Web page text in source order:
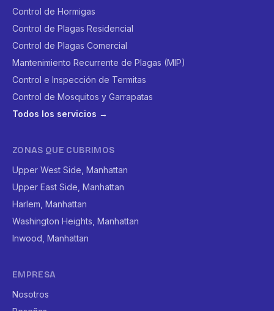
Control de Hormigas
Control de Plagas Residencial
Control de Plagas Comercial
Mantenimiento Recurrente de Plagas (MIP)
Control e Inspección de Termitas
Control de Mosquitos y Garrapatas
Todos los servicios →
ZONAS QUE CUBRIMOS
Upper West Side, Manhattan
Upper East Side, Manhattan
Harlem, Manhattan
Washington Heights, Manhattan
Inwood, Manhattan
EMPRESA
Nosotros